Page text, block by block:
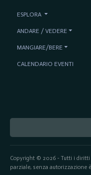
Copyright © 2026 - Tutti i diritti
parziale, senza autorizzazione
ESPLORA
ANDARE / VEDERE
MANGIARE/BERE
CALENDARIO EVENTI